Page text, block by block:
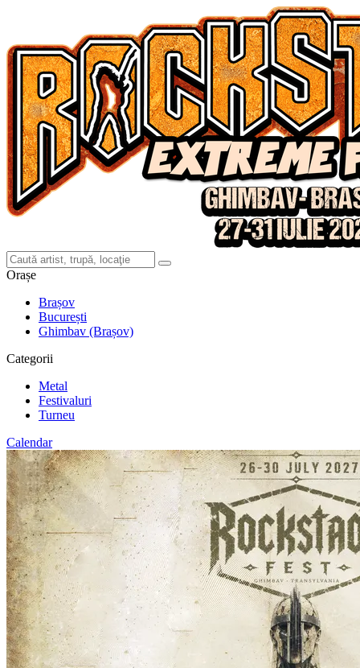
Orașe
Brașov
București
Ghimbav (Brașov)
Categorii
Metal
Festivaluri
Turneu
Calendar